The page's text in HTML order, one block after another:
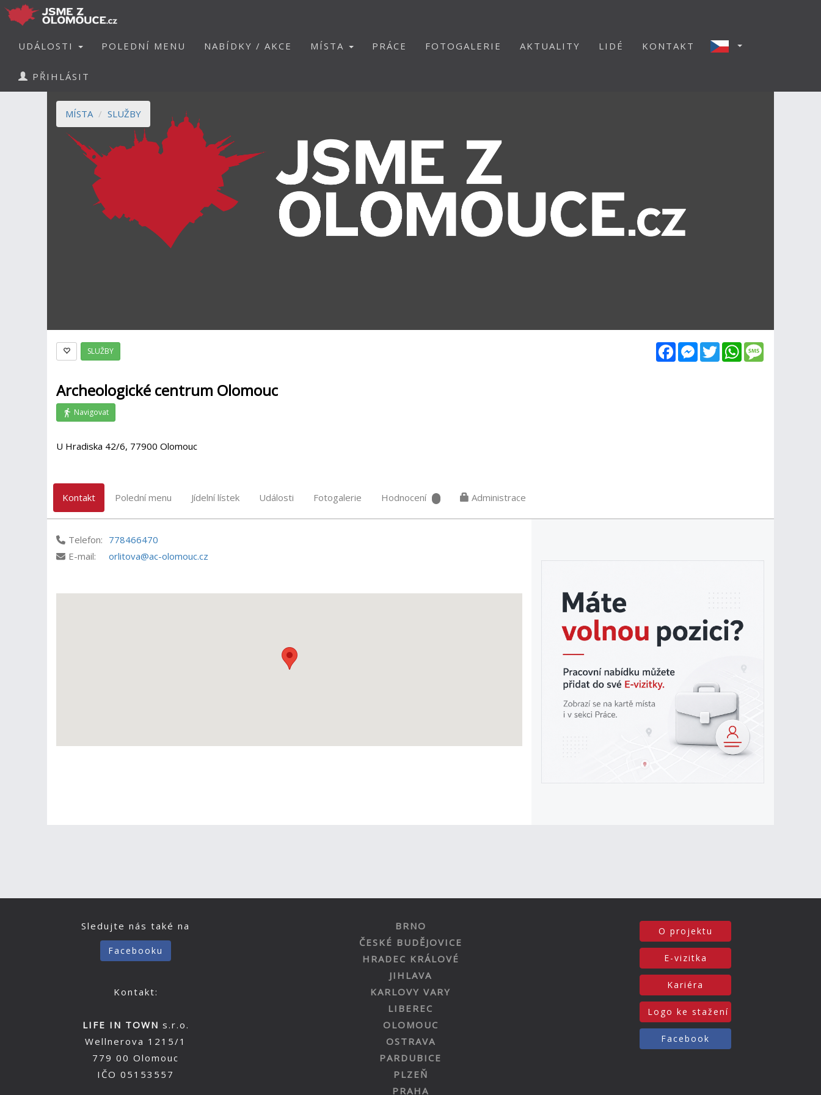
UDÁLOSTI POLEDNÍ MENU NABÍDKY / AKCE MÍSTA PRÁCE FOTOGALERIE AKTUALITY LIDÉ KONTAKT
PŘIHLÁSIT
MÍSTA SLUŽBY
FacebookMessenger
TwitterWhatsApp
SLUŽBY
Archeologické centrum Olomouc
Navigovat
U Hradiska 42/6, 77900 Olomouc
Kontakt Polední menu Jídelní lístek Události Fotogalerie Hodnocení Administrace
Telefon: 778466470
E-mail:
orlitova@ac-olomouc.cz
Sledujte nás také na
Facebooku
Kontakt:
LIFE IN TOWN s.r.o.
Wellnerova 1215/1
779 00 Olomouc
IČO 05153557
BRNO
ČESKÉ BUDĚJOVICE
HRADEC KRÁLOVÉ
JIHLAVA
KARLOVY VARY
LIBEREC
OLOMOUC
OSTRAVA
PARDUBICE
PLZEŇ
PRAHA
O projektu
E-vizitka
Kariéra
Logo ke stažení
Facebook